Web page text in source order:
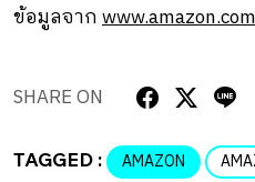
ข้อมูลจาก www.amazon.com
SHARE ON
TAGGED : AMAZON